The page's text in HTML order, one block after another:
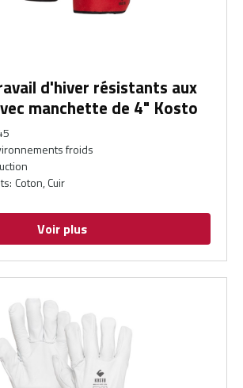
d'hiver résistants aux
manchette de 4" Kosto
froids
: Coton, Cuir
Voir plus